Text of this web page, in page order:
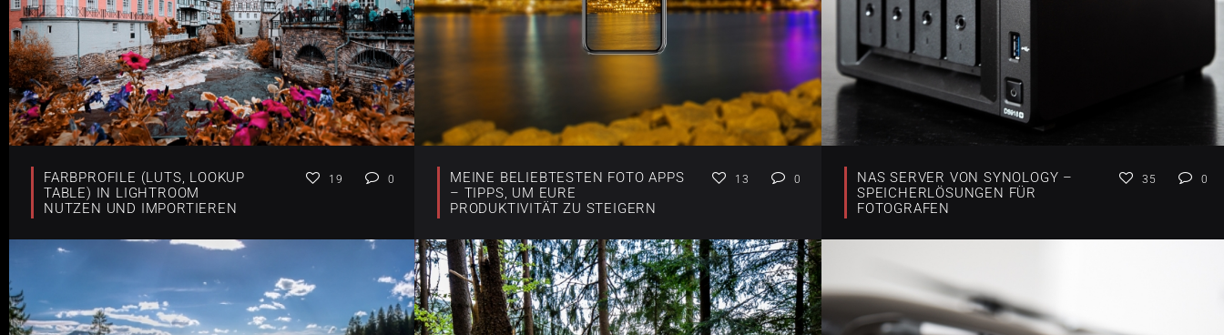
FARBPROFILE (LUTS, LOOKUP
TABLE) IN LIGHTROOM
NUTZEN UND IMPORTIEREN
19 0
MEINE BELIEBTESTEN FOTO APPS
– TIPPS, UM EURE
PRODUKTIVITÄT ZU STEIGERN
13 0
NAS SERVER VON SYNOLOGY –
SPEICHERLÖSUNGEN FÜR
FOTOGRAFEN
35 0